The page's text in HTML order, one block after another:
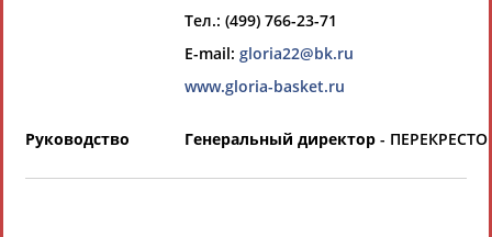
Выберите другой тип организаций
Органы управления, федерации, ВУЗы,
Тел.: (499) 766-23-71
E-mail: gloria22@bk.ru
www.gloria-basket.ru
Руководство Генеральный директор -